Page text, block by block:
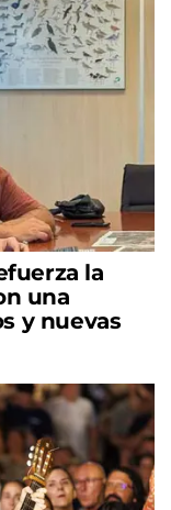
la
una
y nuevas